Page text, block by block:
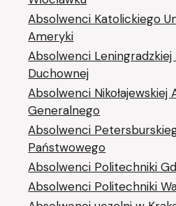
Absolwenci Katolickiego
Ameryki
Absolwenci Leningradzkiej
Duchownej
Absolwenci Nikołajewskiej
Generalnego
Absolwenci
Państwowego
Absolwenci Politechniki
Absolwenci Politechniki